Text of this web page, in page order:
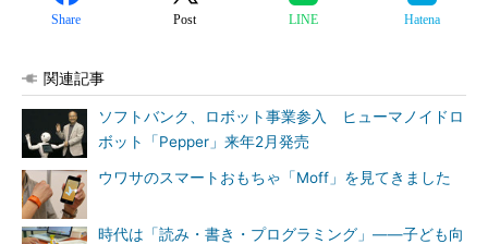
Share Post LINE Hatena
関連記事
ソフトバンク、ロボット事業参入 ヒューマノイドロ
ボット「Pepper」来年2月発売
ウワサのスマートおもちゃ「Moff」を見てきました
時代は「読み・書き・プログラミング」――子ども向